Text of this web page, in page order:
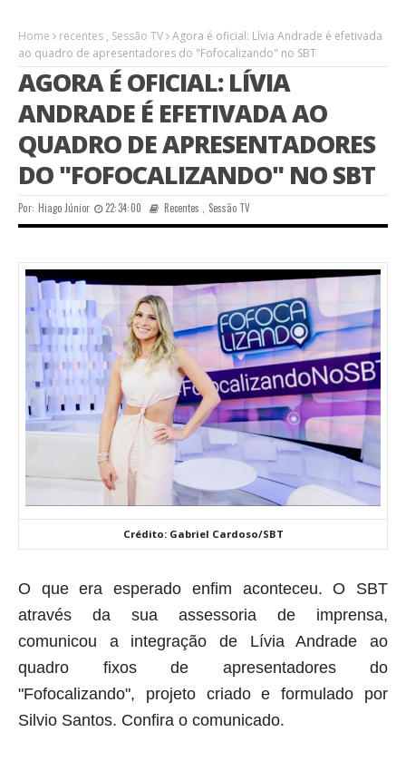
Home recentes , Sessão TV Agora é oficial: Lívia Andrade é efetivada
ao quadro de apresentadores do "Fofocalizando" no SBT
AGORA É OFICIAL: LÍVIA
ANDRADE É EFETIVADA AO
QUADRO DE APRESENTADORES
DO "FOFOCALIZANDO" NO SBT
Por: Hiago Júnior 22:34:00 Recentes Sessão TV
Crédito: Gabriel Cardoso/SBT
O que era esperado enfim aconteceu. O SBT
através da sua assessoria de imprensa,
comunicou a integração de Lívia Andrade ao
quadro fixos de apresentadores do
"Fofocalizando", projeto criado e formulado por
Silvio Santos. Confira o comunicado.